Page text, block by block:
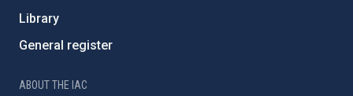
Library
General register
ABOUT THE IAC